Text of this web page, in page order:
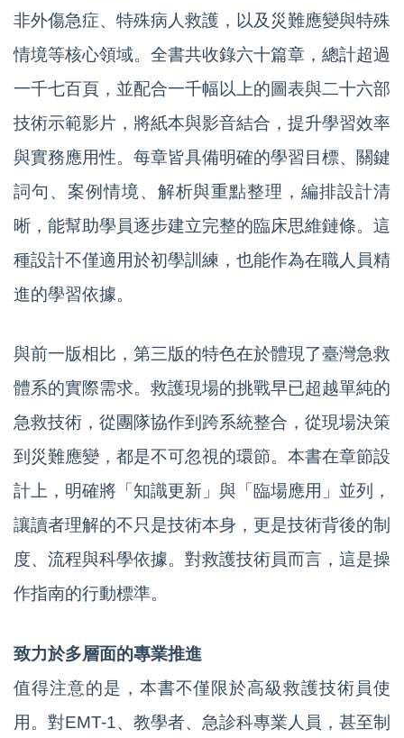
非外傷急症、特殊病人救護，以及災難應變與特殊
情境等核心領域。全書共收錄六十篇章，總計超過
一千七百頁，並配合一千幅以上的圖表與二十六部
技術示範影片，將紙本與影音結合，提升學習效率
與實務應用性。每章皆具備明確的學習目標、關鍵
詞句、案例情境、解析與重點整理，編排設計清
晰，能幫助學員逐步建立完整的臨床思維鏈條。這
種設計不僅適用於初學訓練，也能作為在職人員精
進的學習依據。
與前一版相比，第三版的特色在於體現了臺灣急救
體系的實際需求。救護現場的挑戰早已超越單純的
急救技術，從團隊協作到跨系統整合，從現場決策
到災難應變，都是不可忽視的環節。本書在章節設
計上，明確將「知識更新」與「臨場應用」並列，
讓讀者理解的不只是技術本身，更是技術背後的制
度、流程與科學依據。對救護技術員而言，這是操
作指南的行動標準。
致力於多層面的專業推進
值得注意的是，本書不僅限於高級救護技術員使
用。對EMT-1、教學者、急診科專業人員，甚至制